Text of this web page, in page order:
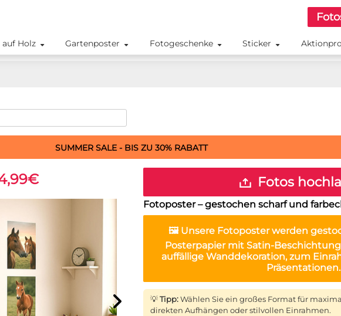
auf Holz Gartenposter Fotogeschenke Sticker
SUMMER SALE - BIS ZU 30% RABATT
Fotos
Fotoposter – gestochen scharf und
🖼️ Unsere Fotoposterwerden
Posterpapier mit Satin-
auffällige Wanddekoration, zum
Präsentationen.
💡Tipp:Wählen Sie ein großes Format für
direkten Aufhängen oder stilvollen Einrahmen.